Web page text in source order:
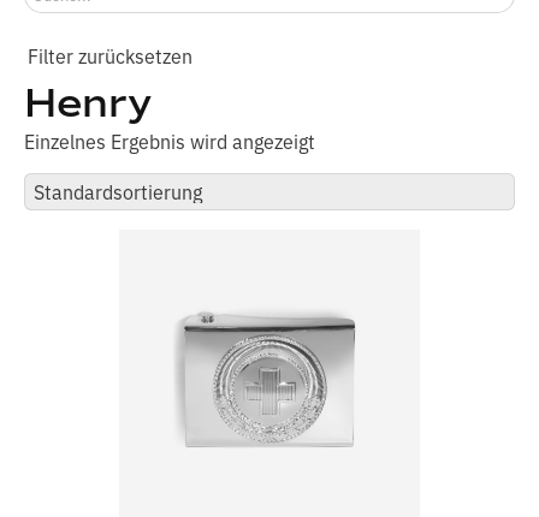
Henry
Einzelnes Ergebnis wird angezeigt